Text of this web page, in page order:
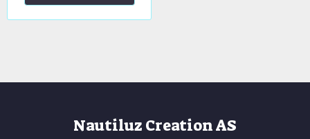
Nautiluz Creation AS